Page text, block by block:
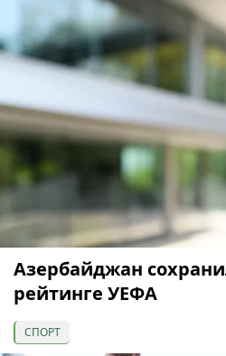
Азербайджан
рейтинге УЕФА
СПОРТ